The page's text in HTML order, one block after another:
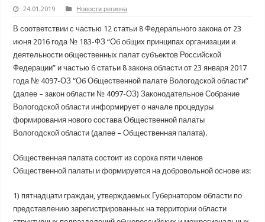
24.01.2019 Новости региона
В соответствии с частью 12 статьи 8 Федерального закона от 23
июня 2016 года № 183-ФЗ “Об общих принципах организации и
деятельности общественных палат субъектов Российской
Федерации” и частью 6 статьи 8 закона области от 23 января 2017
года № 4097-ОЗ “Об Общественной палате Вологодской области”
(далее – закон области № 4097-ОЗ) Законодательное Собрание
Вологодской области информирует о начале процедуры
формирования нового состава Общественной палаты
Вологодской области (далее – Общественная палата).
Общественная палата состоит из сорока пяти членов
Общественной палаты и формируется на добровольной основе из:
1) пятнадцати граждан, утверждаемых Губернатором области по
представлению зарегистрированных на территории области